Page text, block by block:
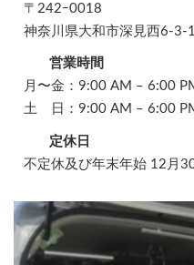
〒242ｰ0018
神奈川県大和市深見西6-3-
営業時間
月〜金：9:00 AM – 6:00
土 日：9:00 AM – 6:00
定休日
不定休及び年末年始 12月